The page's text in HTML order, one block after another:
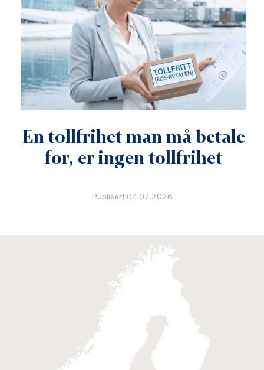
En tollfrihet man må betale
for, er ingen tollfrihet
Publisert:04.07.2026